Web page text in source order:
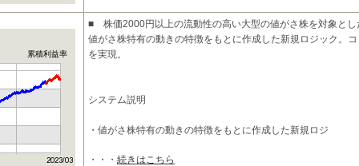
takeprofit_valu_buy=336 リミット設定
stoploss_valu_sell = 456 ストップロ
累積利益率
■ 株価2000円以上の流動性の高い大型の値がさ株を対象とし
値がさ株特有の動きの特徴をもとに作成した新規ロジック。
を実現。
システム説明
・値がさ株特有の動きの特徴をもとに作成した新規ロジ
・・・ 続きはこちら